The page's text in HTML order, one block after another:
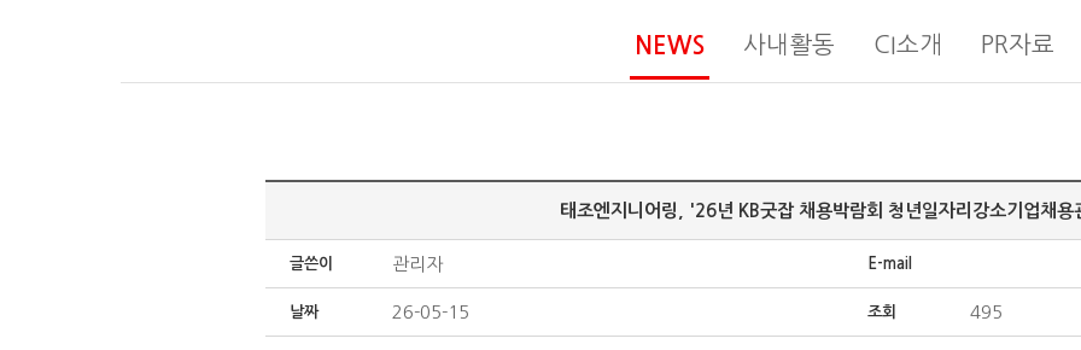
NEWS 사내활동 CI소개 PR자료
태조엔지니어링, '26년 KB굿잡 채용박람회 청년일자리강소기업채용
글쓴이 관리자 E-mail
날짜 26-05-15 조회 495